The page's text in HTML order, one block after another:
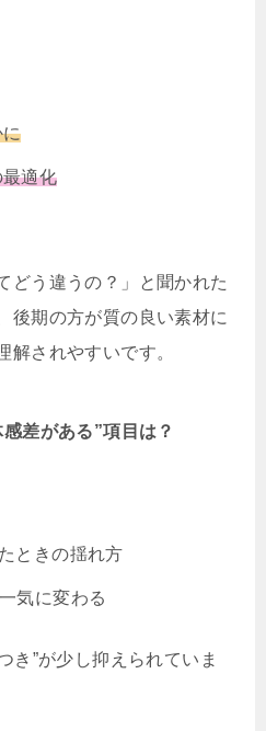
適化
どう違うの？」と聞かれた
後期の方が質の良い素材に
解されやすいです。
差がある”項目は？
ときの揺れ方
気に変わる
き”が少し抑えられていま